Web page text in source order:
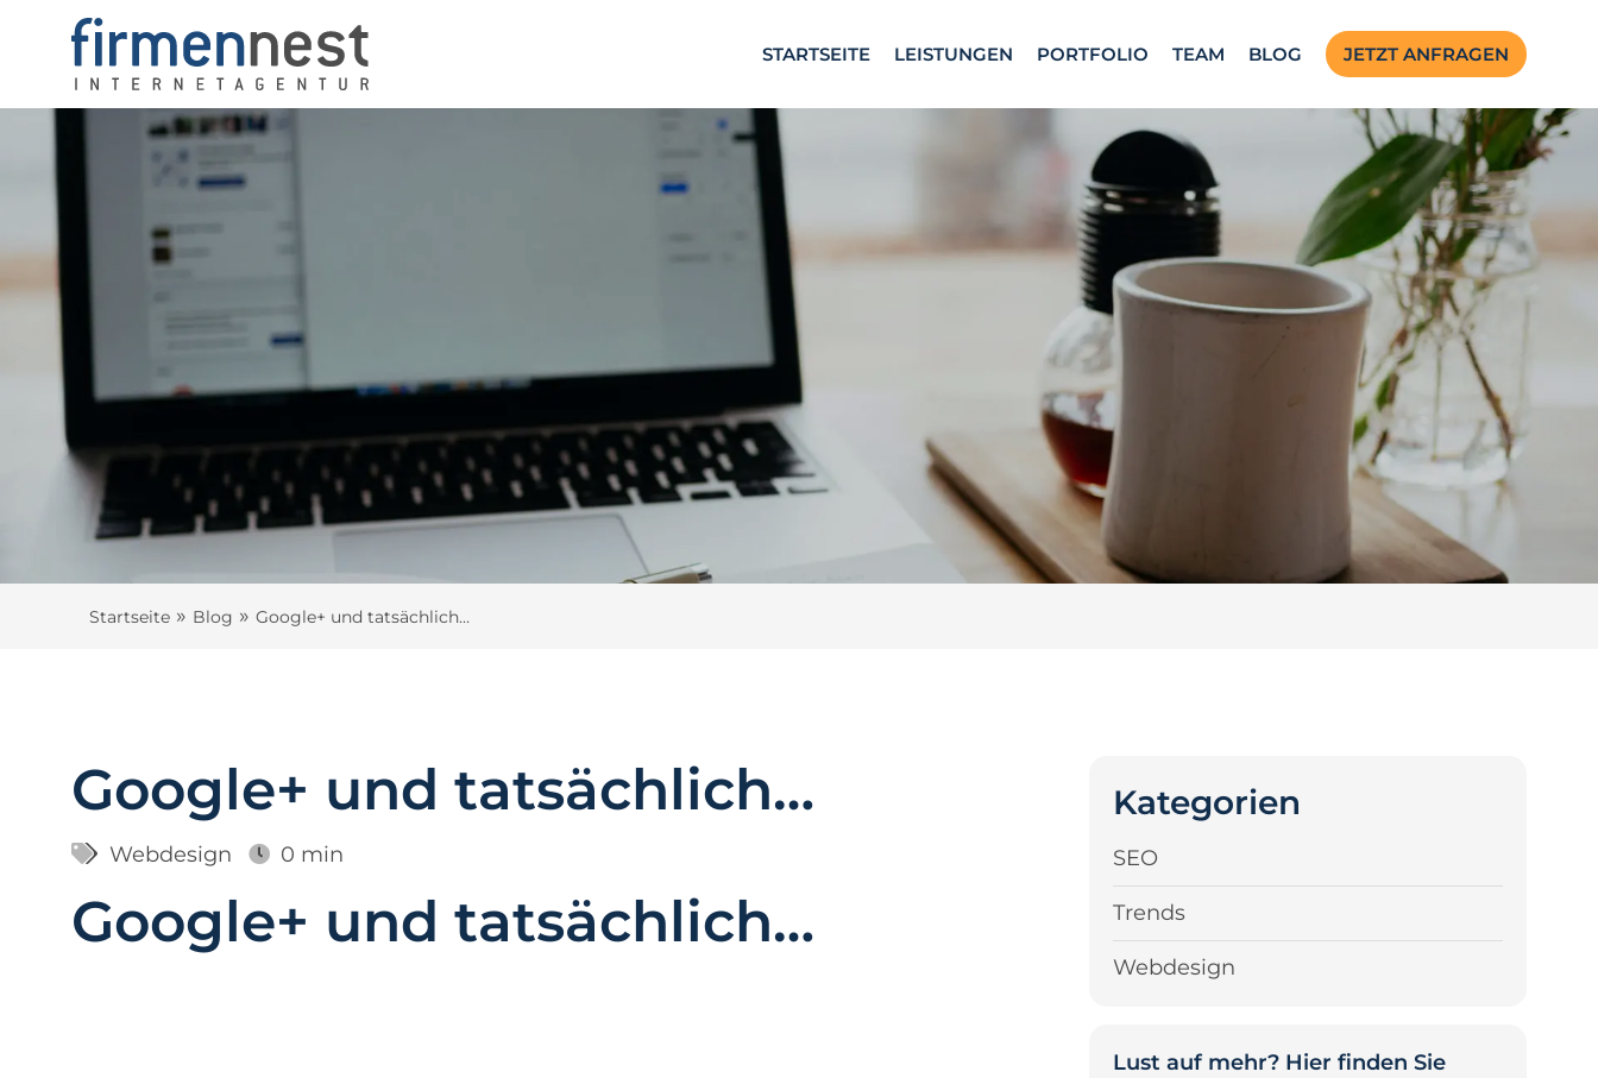
STARTSEITE LEISTUNGEN PORTFOLIO TEAM BLOG JETZT ANFRAGEN
Startseite » Blog » Google+ und tatsächlich…
Google+ und tatsächlich…
Webdesign 0 min
Google+ und tatsächlich…
Kategorien
SEO
Trends
Webdesign
Lust auf mehr? Hier finden Sie